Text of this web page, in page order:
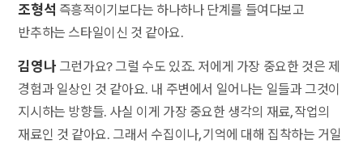
조형석 즉흥적이기보다는 하나하나 단계를 들여다보고
반추하는 스타일이신 것 같아요.
김영나 그런가요? 그럴 수도 있죠. 저에게 가장 중요한 것은 제
경험과 일상인 것 같아요. 내 주변에서 일어나는 일들과 그것이
지시하는 방향들. 사실 이게 가장 중요한 생각의 재료, 작업의
재료인 것 같아요. 그래서 수집이나, 기억에 대해 집착하는 거일